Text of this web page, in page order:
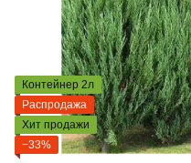
Контейнер 2л
Распродажа
Хит продажи
−33%